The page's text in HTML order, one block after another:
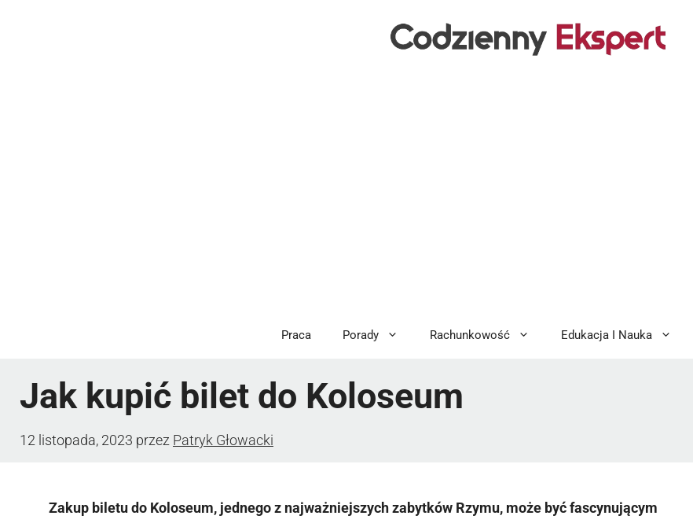
Praca Porady Rachunkowość Edukacja I Nauka
Jak kupić bilet do Koloseum
12 listopada, 2023 przez Patryk Głowacki
Zakup biletu do Koloseum, jednego z najważniejszych zabytków Rzymu, może być fascynującym